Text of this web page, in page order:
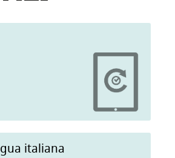
italiana